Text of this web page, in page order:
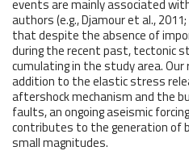
events are mainly associated
authors (e.g., Djamour et al.,
that despite the absence of
during the recent past, tectonic
cumulating in the study area.
addition to the elastic stress
aftershock mechanism and the
faults, an ongoing aseismic
contributes to the generation of
small magnitudes.